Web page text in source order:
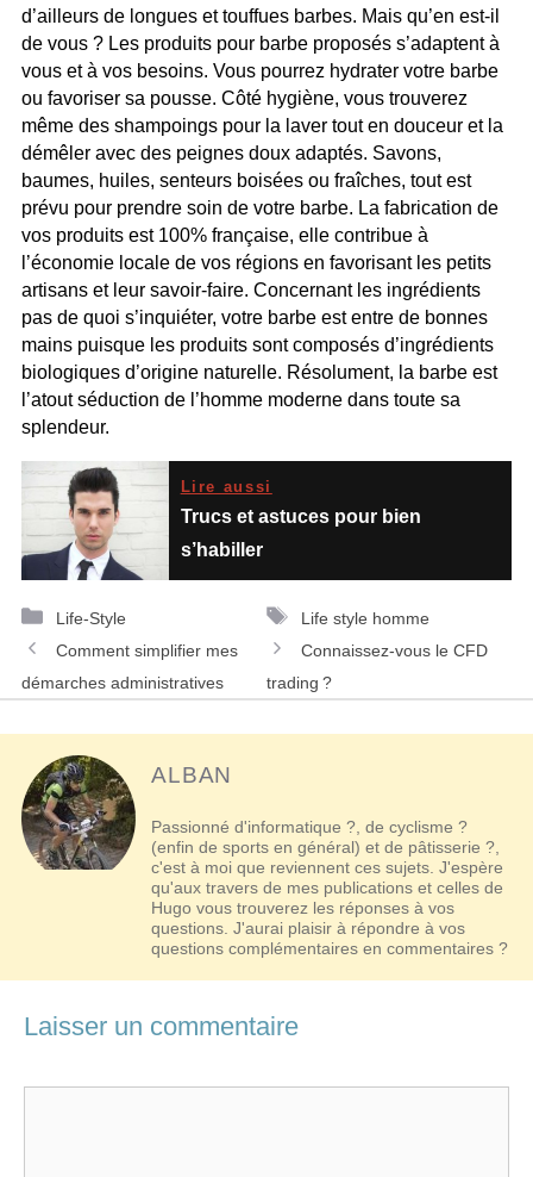
d’ailleurs de longues et touffues barbes. Mais qu’en est-il
de vous ? Les produits pour barbe proposés s’adaptent à
vous et à vos besoins. Vous pourrez hydrater votre barbe
ou favoriser sa pousse. Côté hygiène, vous trouverez
même des shampoings pour la laver tout en douceur et la
démêler avec des peignes doux adaptés. Savons,
baumes, huiles, senteurs boisées ou fraîches, tout est
prévu pour prendre soin de votre barbe. La fabrication de
vos produits est 100% française, elle contribue à
l’économie locale de vos régions en favorisant les petits
artisans et leur savoir-faire. Concernant les ingrédients
pas de quoi s’inquiéter, votre barbe est entre de bonnes
mains puisque les produits sont composés d’ingrédients
biologiques d’origine naturelle. Résolument, la barbe est
l’atout séduction de l’homme moderne dans toute sa
splendeur.
Lire aussi
Trucs et astuces pour bien
s’habiller
Catégories
Life-Style Étiquettes
Life style homme
Navigation
des
Comment simplifier mes
démarches administratives
Connaissez-vous le CFD
trading ?
ALBAN
Passionné d'informatique ?, de cyclisme ?
(enfin de sports en général) et de pâtisserie ?,
c'est à moi que reviennent ces sujets. J'espère
qu'aux travers de mes publications et celles de
Hugo vous trouverez les réponses à vos
questions. J'aurai plaisir à répondre à vos
questions complémentaires en commentaires ?
Laisser un commentaire